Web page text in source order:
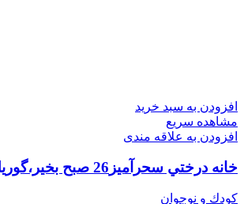
افزودن به سبد خرید
مشاهده سریع
افزودن به علاقه مندی
خانه درختي سحرآميز26 صبح بخير،گوريل ها
کودك و نوجوان